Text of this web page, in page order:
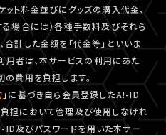
ト料金並びにグッズの購入代金、
場合には）各種手数料及びそれら
計した金額を「代金等」といいま
利用者は、本サービスの利用にあた
費用を負担します。
」に基づき自ら会員登録したA!-ID
担において管理及び使用しなけれ
ID及びパスワードを用いた本サー